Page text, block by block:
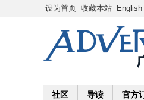
设为首页 收藏本站
社区 导读 官方